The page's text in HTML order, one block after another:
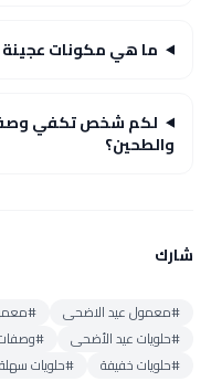
ما هي مكونات
لكم شخص تكفي
والطحين؟
شارك
#معمول عيد الاضحى
#حلويات عيد الأضحى
#حلويات خفيفة
#حلويات سهلة